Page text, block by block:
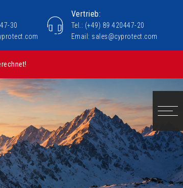
30
Vertrieb:
Tel.: (+49) 89 420447-20
Email: sales@cyprotect.com
Webinare 2026 "IT- und OT-Schutz im Fokus"
riesigen Banner in über 30 Metern Höhe hatten wir
Offline-Sicherheitsstrategie!
Story - SGF über CyProtect AG mit macmon
Excellence Award für CyProtect AG
AG - KnowBe4 Case Study